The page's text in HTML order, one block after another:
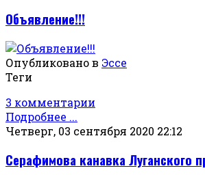
Объявление!!!
Опубликовано в Эссе
Теги
3 комментарии
Подробнее ...
Четверг, 03 сентября 2020 22:12
Серафимова канавка Луганского